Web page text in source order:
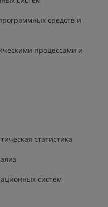
средств и
процессами и
статистика
систем